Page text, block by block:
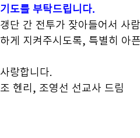
기도를 부탁드립니다.
갱단 간 전투가 잦아들어서 사
하게 지켜주시도록, 특별히 아
사랑합니다.
조 헨리, 조영선 선교사 드림